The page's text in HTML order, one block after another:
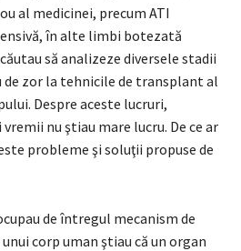
al medicinei, precum ATI
în alte limbi botezată
să analizeze diversele stadii
zor la tehnicile de transplant al
Despre aceste lucruri,
nu ştiau mare lucru. De ce ar
probleme şi soluţii propuse de
de întregul mecanism de
corp uman ştiau că un organ